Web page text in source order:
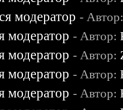
модератор -
модератор - Автор:
модератор - Автор:
модератор - Автор:
модератор - Автор: